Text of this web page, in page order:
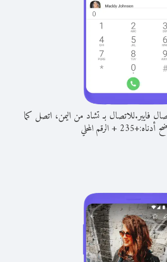
فايبر.للاتصال بـ تشاد من اليمن، اتصل كما
أدناه:+
235
+الرقم المحلي